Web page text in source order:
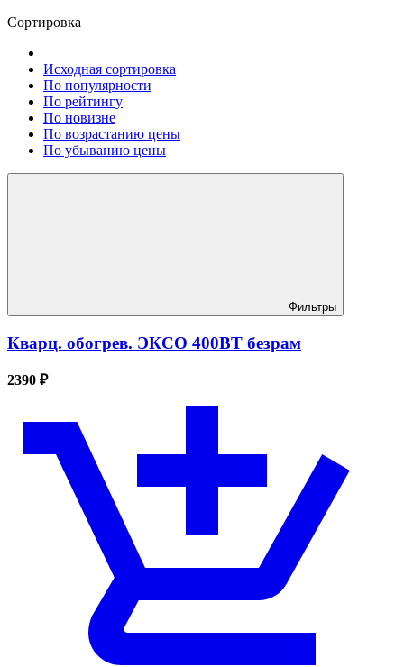
Сортировка
Исходная сортировка
По популярности
По рейтингу
По новизне
По возрастанию цены
По убыванию цены
Фильтры
Кварц. обогрев. ЭКСО 400ВТ безрам
2390 ₽